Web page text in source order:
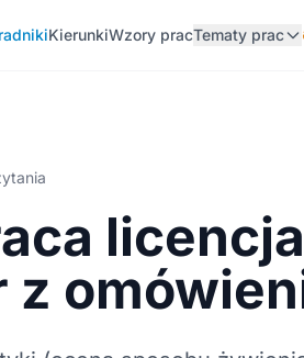
KierunkiWzory pracTematy prac